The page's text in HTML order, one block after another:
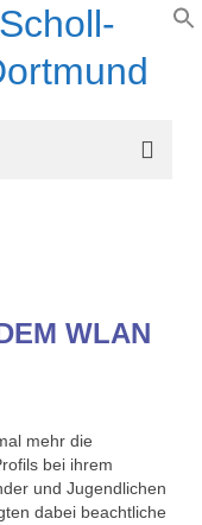
WLAN
mehr die
bei ihrem
und Jugendlichen
dabei beachtliche